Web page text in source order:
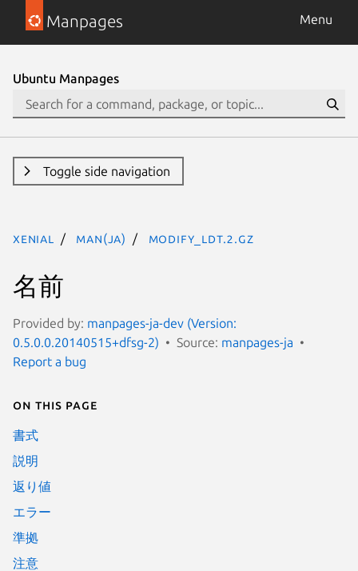
Manpages Menu
Ubuntu Manpages
Toggle side navigation
xenial man(ja) modify_ldt.2.gz
名前
Provided by: manpages-ja-dev (Version:
0.5.0.0.20140515+dfsg-2)
Source: manpages-ja
Report a bug
On this page
書式
説明
返り値
エラー
準拠
注意